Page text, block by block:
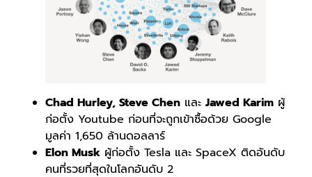
Chad Hurley, Steve Chen และJawed Karim ผู้
ก่อตั้ง Youtube ก่อนที่จะถูกเข้าซื้อด้วย Google
มูลค่า 1,650 ล้านดอลลาร์
Elon Musk ผู้ก่อตั้ง Tesla และ SpaceX ติดอันดับ
คนที่รวยที่สุดในโลกอันดับ 2